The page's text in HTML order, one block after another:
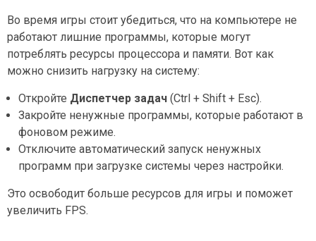
Во время игры стоит убедиться, что на компьютере не
работают лишние программы, которые могут
потреблять ресурсы процессора и памяти. Вот как
можно снизить нагрузку на систему:
Откройте Диспетчер задач (Ctrl + Shift + Esc).
Закройте ненужные программы, которые работают в
фоновом режиме.
Отключите автоматический запуск ненужных
программ при загрузке системы через настройки.
Это освободит больше ресурсов для игры и поможет
увеличить FPS.